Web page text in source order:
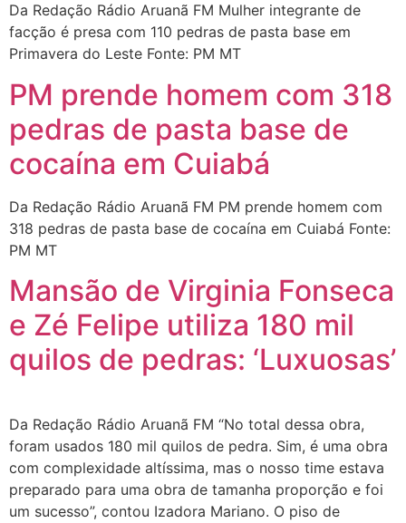
Da Redação Rádio Aruanã FM Mulher integrante de
facção é presa com 110 pedras de pasta base em
Primavera do Leste Fonte: PM MT
PM prende homem com 318
pedras de pasta base de
cocaína em Cuiabá
Da Redação Rádio Aruanã FM PM prende homem com
318 pedras de pasta base de cocaína em Cuiabá Fonte:
PM MT
Mansão de Virginia Fonseca
e Zé Felipe utiliza 180 mil
quilos de pedras: ‘Luxuosas’
Da Redação Rádio Aruanã FM “No total dessa obra,
foram usados 180 mil quilos de pedra. Sim, é uma obra
com complexidade altíssima, mas o nosso time estava
preparado para uma obra de tamanha proporção e foi
um sucesso”, contou Izadora Mariano. O piso de